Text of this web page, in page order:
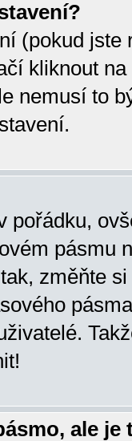
(pokud
kliknout
nemusí to
pořádku,
pásmu
změňte
ale je